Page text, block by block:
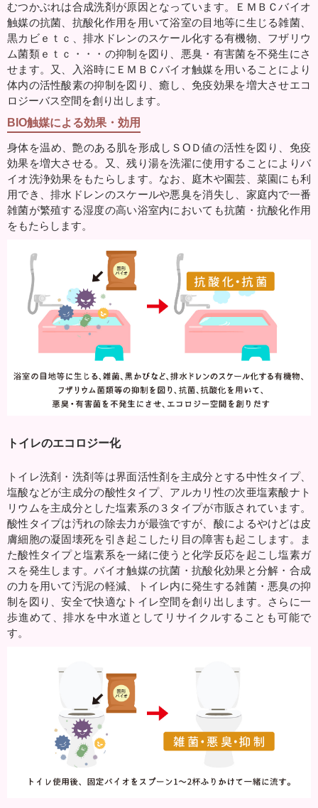
むつかぶれは合成洗剤が原因となっています。ＥＭＢＣバイオ
触媒の抗菌、抗酸化作用を用いて浴室の目地等に生じる雑菌、
黒カビｅｔｃ、排水ドレンのスケール化する有機物、フザリウ
ム菌類ｅｔｃ・・・の抑制を図り、悪臭・有害菌を不発生にさ
せます。又、入浴時にＥＭＢＣバイオ触媒を用いることにより
体内の活性酸素の抑制を図り、癒し、免疫効果を増大させエコ
ロジーバス空間を創り出します。
BIO触媒による効果・効用
身体を温め、艶のある肌を形成しＳОＤ値の活性を図り、免疫
効果を増大させる。又、残り湯を洗濯に使用することによりバ
イオ洗浄効果をもたらします。なお、庭木や園芸、菜園にも利
用でき、排水ドレンのスケールや悪臭を消失し、家庭内で一番
雑菌が繁殖する湿度の高い浴室内においても抗菌・抗酸化作用
をもたらします。
トイレのエコロジー化
トイレ洗剤・洗剤等は界面活性剤を主成分とする中性タイプ、
塩酸などが主成分の酸性タイプ、アルカリ性の次亜塩素酸ナト
リウムを主成分とした塩素系の３タイプが市販されています。
酸性タイプは汚れの除去力が最強ですが、酸によるやけどは皮
膚細胞の凝固壊死を引き起こしたり目の障害も起こします。ま
た酸性タイプと塩素系を一緒に使うと化学反応を起こし塩素ガ
スを発生します。バイオ触媒の抗菌・抗酸化効果と分解・合成
の力を用いて汚泥の軽減、トイレ内に発生する雑菌・悪臭の抑
制を図り、安全で快適なトイレ空間を創り出します。さらに一
歩進めて、排水を中水道としてリサイクルすることも可能で
す。